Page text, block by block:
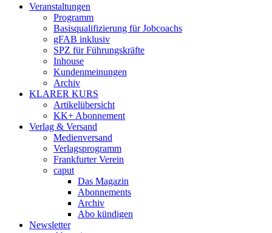
Veranstaltungen
Programm
Basisqualifizierung für Jobcoachs
gFAB inklusiv
SPZ für Führungskräfte
Inhouse
Kundenmeinungen
Archiv
KLARER KURS
Artikelübersicht
KK+ Abonnement
Verlag & Versand
Medienversand
Verlagsprogramm
Frankfurter Verein
caput
Das Magazin
Abonnements
Archiv
Abo kündigen
Newsletter